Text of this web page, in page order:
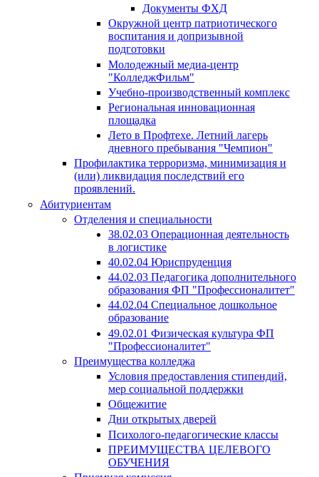
Документы ФХД
Окружной центр патриотического
воспитания и допризывной
подготовки
Молодежный медиа-центр
"КолледжФильм"
Учебно-производственный комплекс
Региональная инновационная
площадка
Лето в Профтехе. Летний лагерь
дневного пребывания "Чемпион"
Профилактика терроризма, минимизация и
(или) ликвидация последствий его
проявлений.
Абитуриентам
Отделения и специальности
38.02.03 Операционная деятельность
в логистике
40.02.04 Юриспруденция
44.02.03 Педагогика дополнительного
образования ФП "Профессионалитет"
44.02.04 Специальное дошкольное
образование
49.02.01 Физическая культура ФП
"Профессионалитет"
Преимущества колледжа
Условия предоставления стипендий,
мер социальной поддержки
Общежитие
Дни открытых дверей
Психолого-педагогические классы
ПРЕИМУЩЕСТВА ЦЕЛЕВОГО
ОБУЧЕНИЯ